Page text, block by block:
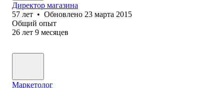
Директор магазина
57 лет • Обновлено 23 марта 2015
Общий опыт
26 лет 9 месяцев
Маркетолог